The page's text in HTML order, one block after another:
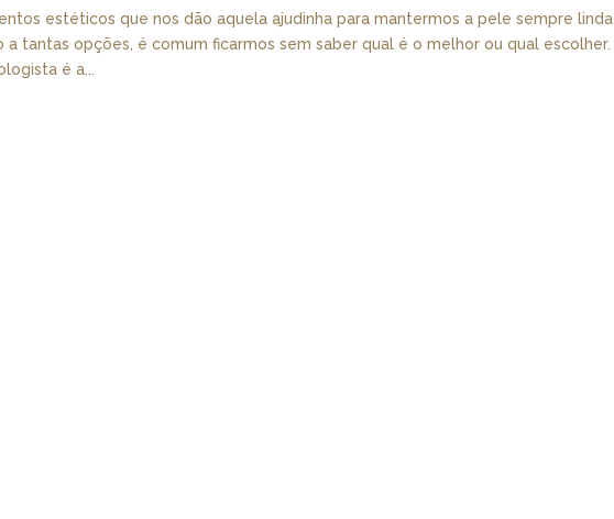
estéticos que nos dão aquela ajudinha para mantermos a pele sempre linda
a tantas opções, é comum ficarmos sem saber qual é o melhor ou qual escolher.
é a...